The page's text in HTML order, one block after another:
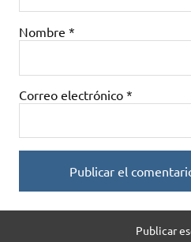
Nombre *
Correo electrónico *
Publicar